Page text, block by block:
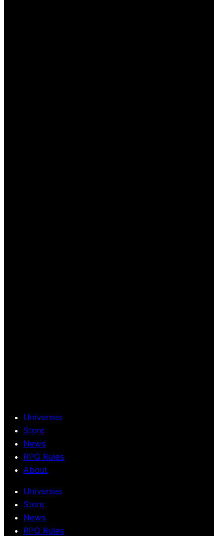
Universes
Store
News
RPG Rules
About
Universes
Store
News
RPG Rules